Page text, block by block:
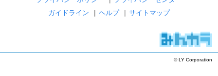
ガイドライン
| ヘルプ | サイトマップ
© LY Corporation